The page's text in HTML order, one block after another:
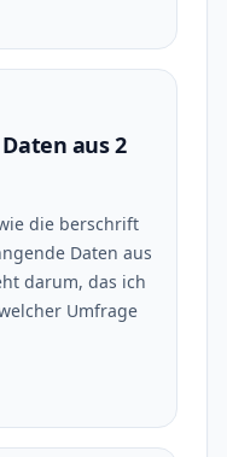
aus 2
die berschrift
Daten aus
darum, das ich
Umfrage